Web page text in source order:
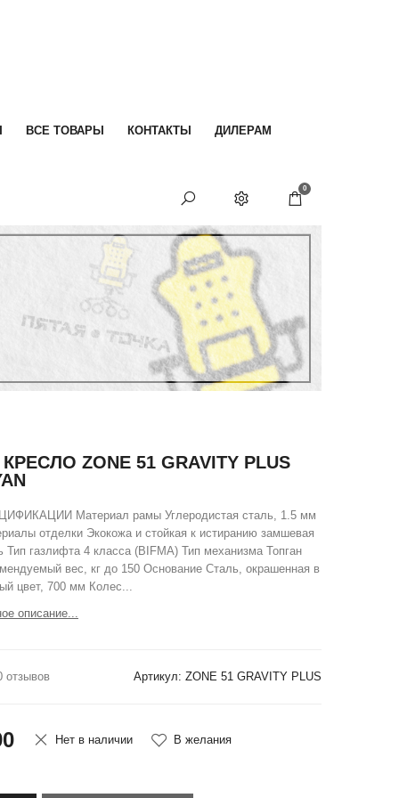
ВСЕ ТОВАРЫ КОНТАКТЫ ДИЛЕРАМ
0
ZONE 51 GRAVITY PLUS
Материал рамы Углеродистая сталь, 1.5 мм
отделки Экокожа и стойкая к истиранию замшевая
Тип газлифта 4 класса (BIFMA) Тип механизма Топган
вес, кг до 150 Основание Сталь, окрашенная в
цвет, 700 мм Колес...
описание...
отзывов Артикул: ZONE 51 GRAVITY PLUS
Нет в наличии